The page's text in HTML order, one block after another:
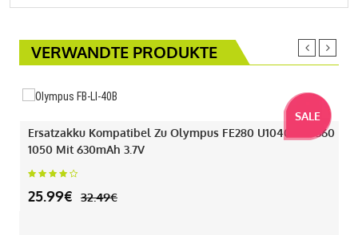
VERWANDTE PRODUKTE
SALE
Ersatzakku Kompatibel Zu Olympus FE280 U1040 330 360
1050 Mit 630mAh 3.7V
25.99€ 32.49€